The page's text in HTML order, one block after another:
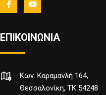
ΕΠΙΚΟΙΝΩΝΙΑ
Κων. Καραμανλή 164,
Θεσσαλονίκη, TK 54248